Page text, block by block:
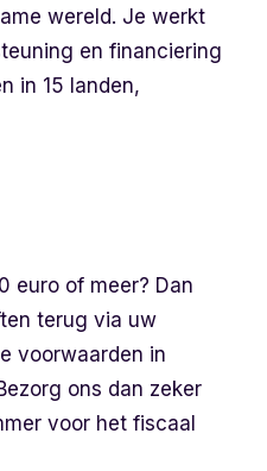
wereld. Je werkt
en financiering
in 15 landen,
euro of meer? Dan
terug via uw
voorwaarden in
ons dan zeker
voor het fiscaal